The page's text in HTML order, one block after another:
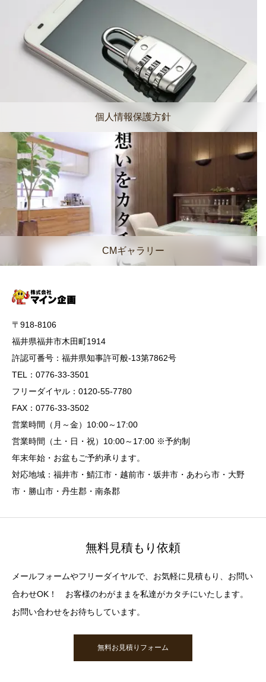
個人情報保護方針
CMギャラリー
〒918-8106
福井県福井市木田町1914
許認可番号：福井県知事許可般-13第7862号
TEL：0776-33-3501
フリーダイヤル：0120-55-7780
FAX：0776-33-3502
営業時間（月～金）10:00～17:00
営業時間（土・日・祝）10:00～17:00 ※予約制
年末年始・お盆もご予約承ります。
対応地域：福井市・鯖江市・越前市・坂井市・あわら市・大野
市・勝山市・丹生郡・南条郡
無料見積もり依頼
メールフォームやフリーダイヤルで、お気軽に見積もり、お問い
合わせOK！ お客様のわがままを私達がカタチにいたします。
お問い合わせをお待ちしています。
無料お見積りフォーム